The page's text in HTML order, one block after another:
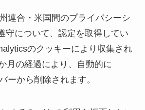
連合・米国間のプライバシーシ
守について、認定を取得してい
のクッキーにより収集され
月の経過により、自動的に
ーから削除されます。